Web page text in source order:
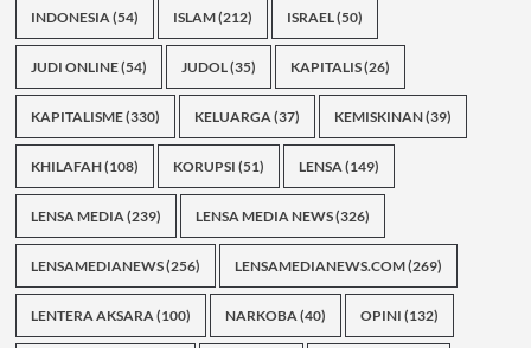
INDONESIA(54) ISLAM(212) ISRAEL(50)
JUDI ONLINE(54) JUDOL(35) KAPITALIS(26)
KAPITALISME(330) KELUARGA(37) KEMISKINAN(39)
KHILAFAH(108) KORUPSI (51) LENSA(149)
LENSA MEDIA(239) LENSA MEDIA NEWS(326)
LENSAMEDIANEWS(256) LENSAMEDIANEWS.COM(269)
LENTERA AKSARA(100) NARKOBA(40) OPINI (132)